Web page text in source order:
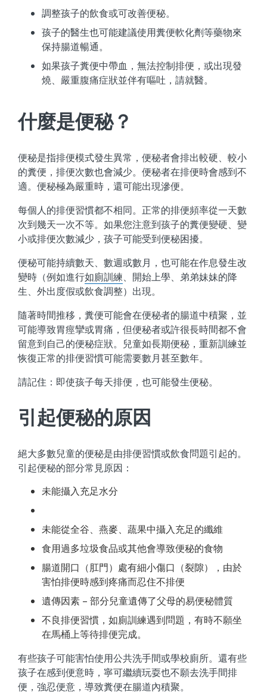
調整孩子的飲食或可改善便秘。
孩子的醫生也可能建議使用糞便軟化劑等藥物來
保持腸道暢通。
如果孩子糞便中帶血，無法控制排便，或出現發
燒、嚴重腹痛症狀並伴有嘔吐，請就醫。
什麼是便秘？
便秘是指排便模式發生異常，便秘者會排出較硬、較小
的糞便，排便次數也會減少。便秘者在排便時會感到不
適。便秘極為嚴重時，還可能出現滲便。
每個人的排便習慣都不相同。正常的排便頻率從一天數
次到幾天一次不等。如果您注意到孩子的糞便變硬、變
小或排便次數減少，孩子可能受到便秘困擾。
便秘可能持續數天、數週或數月，也可能在作息發生改
變時（例如進行如廁訓練、開始上學、弟弟妹妹的降
生、外出度假或飲食調整）出現。
隨著時間推移，糞便可能會在便秘者的腸道中積聚，並
可能導致胃痙攣或胃痛，但便秘者或許很長時間都不會
留意到自己的便秘症狀。兒童如長期便秘，重新訓練並
恢復正常的排便習慣可能需要數月甚至數年。
請記住：即使孩子每天排便，也可能發生便秘。
引起便秘的原因
絕大多數兒童的便秘是由排便習慣或飲食問題引起的。
引起便秘的部分常見原因：
未能攝入充足水分
未能從全谷、燕麥、蔬果中攝入充足的纖維
食用過多垃圾食品或其他會導致便秘的食物
腸道開口（肛門）處有細小傷口（裂隙），由於
害怕排便時感到疼痛而忍住不排便
遺傳因素 – 部分兒童遺傳了父母的易便秘體質
不良排便習慣，如廁訓練遇到問題，有時不願坐
在馬桶上等待排便完成。
有些孩子可能害怕使用公共洗手間或學校廁所。還有些
孩子在感到便意時，寧可繼續玩耍也不願去洗手間排
便，強忍便意，導致糞便在腸道內積聚。